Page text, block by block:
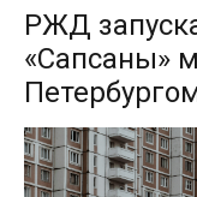
РЖД
«Сапсаны»